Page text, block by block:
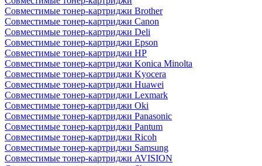
Совместимые тонер-картриджи Brother
Совместимые тонер-картриджи Canon
Совместимые тонер-картриджи Deli
Совместимые тонер-картриджи Epson
Совместимые тонер-картриджи HP
Совместимые тонер-картриджи Konica Minolta
Совместимые тонер-картриджи Kyocera
Совместимые тонер-картриджи Huawei
Совместимые тонер-картриджи Lexmark
Совместимые тонер-картриджи Oki
Совместимые тонер-картриджи Panasonic
Совместимые тонер-картриджи Pantum
Совместимые тонер-картриджи Ricoh
Совместимые тонер-картриджи Samsung
Совместимые тонер-картриджи AVISION